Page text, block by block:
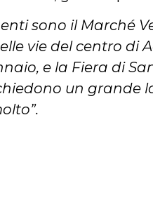
sono il Marché
vie del centro di
e la Fiera di
un grande